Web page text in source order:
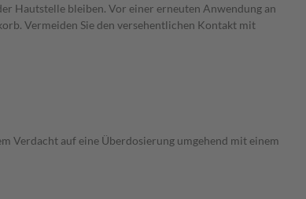
Hautstelle bleiben. Vor einer erneuten Anwendung an
Vermeiden Sie den versehentlichen Kontakt mit
Verdacht auf eine Überdosierung umgehend mit einem